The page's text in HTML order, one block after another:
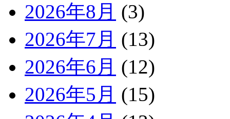
2026年8月 (3)
2026年7月 (13)
2026年6月 (12)
2026年5月 (15)